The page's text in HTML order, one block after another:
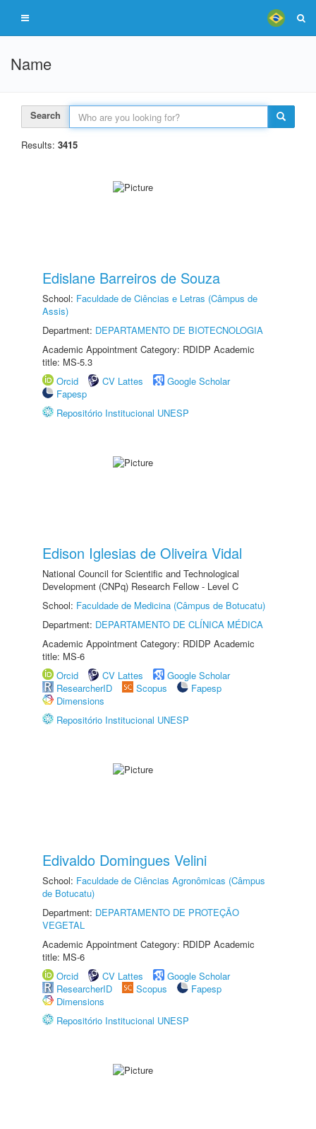
Name
Search
Results: 3415
Edislane Barreiros de Souza
School: Faculdade de Ciências e Letras (Câmpus de
Assis)
Department: DEPARTAMENTO DE BIOTECNOLOGIA
Academic Appointment Category: RDIDP Academic
title: MS-5.3
Orcid
CV Lattes
Google Scholar
Fapesp
Repositório Institucional UNESP
Edison Iglesias de Oliveira Vidal
National Council for Scientific and Technological
Development (CNPq) Research Fellow - Level C
School: Faculdade de Medicina (Câmpus de Botucatu)
Department: DEPARTAMENTO DE CLÍNICA MÉDICA
Academic Appointment Category: RDIDP Academic
title: MS-6
Orcid
CV Lattes
Google Scholar
ResearcherID
Scopus
Fapesp
Dimensions
Repositório Institucional UNESP
Edivaldo Domingues Velini
School: Faculdade de Ciências Agronômicas (Câmpus
de Botucatu)
Department: DEPARTAMENTO DE PROTEÇÃO
VEGETAL
Academic Appointment Category: RDIDP Academic
title: MS-6
Orcid
CV Lattes
Google Scholar
ResearcherID
Scopus
Fapesp
Dimensions
Repositório Institucional UNESP